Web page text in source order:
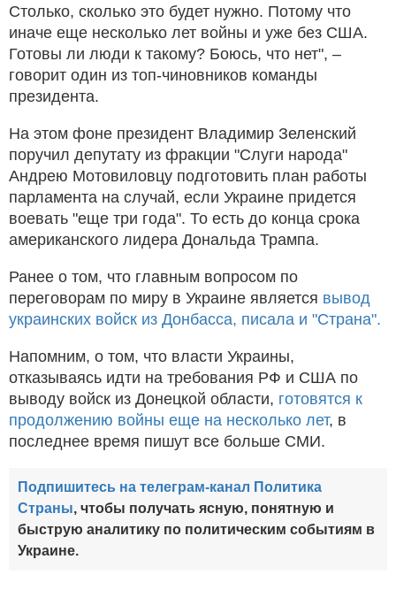
Столько, сколько это будет нужно. Потому что
иначе еще несколько лет войны и уже без США.
Готовы ли люди к такому? Боюсь, что нет", –
говорит один из топ-чиновников команды
президента.
На этом фоне президент Владимир Зеленский
поручил депутату из фракции "Слуги народа"
Андрею Мотовиловцу подготовить план работы
парламента на случай, если Украине придется
воевать "еще три года". То есть до конца срока
американского лидера Дональда Трампа.
Ранее о том, что главным вопросом по
переговорам по миру в Украине является вывод
украинских войск из Донбасса, писала и "Страна".
Напомним, о том, что власти Украины,
отказываясь идти на требования РФ и США по
выводу войск из Донецкой области, готовятся к
продолжению войны еще на несколько лет, в
последнее время пишут все больше СМИ.
Подпишитесь на телеграм-канал Политика
Страны, чтобы получать ясную, понятную и
быструю аналитику по политическим событиям в
Украине.